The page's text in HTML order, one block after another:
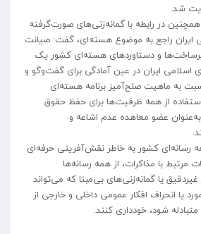
شد.
در رابطه با گمانه‌زنی‌های صورت‌گرفته
ایران راجع به موضوع هسته‌ای، گفت: صیانت
و دستاورد‌های هسته‌ای کشور یک
ایران در عین آمادگی برای گفت‌و‌گو و
به ماهیت صلح‌آمیز برنامه هسته‌ای
از همه ظرفیت‌ها برای حفظ حقوق
عضو معاهده عدم اشاعه و
رسانه‌ای کشور به خاطر نقش‌آفرینی حرفه‌ای
مرتبط با مذاکرات، از همه رسانه‌ها
غیردقیق یا گمانه‌زنی‌های بی‌مبنا که می‌تواند
یا انحراف افکار عمومی داخلی و خارجی از
شود، خودداری کنند.